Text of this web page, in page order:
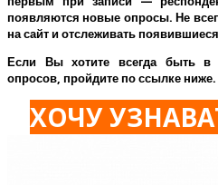
появляются новые опросы. Не
на сайт и отслеживать
Если Вы хотите всегда быть в
опросов, пройдите по ссылке ниже.
ХОЧУ